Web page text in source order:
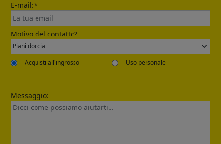
Send
E-mail:*
Motivo del contatto?
Acquisti all'ingrosso Uso personale
Messaggio: